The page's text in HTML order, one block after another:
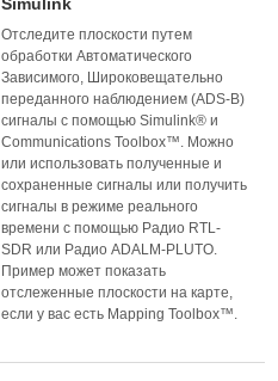
Отследите плоскости путем
обработки Автоматического
Зависимого, Широковещательно
переданного наблюдением (ADS-B)
сигналы с помощью Simulink® и
Communications Toolbox™. Можно
или использовать полученные и
сохраненные сигналы или получить
сигналы в режиме реального
времени с помощью Радио RTL-
SDR или Радио ADALM-PLUTO.
Пример может показать
отслеженные плоскости на карте,
если у вас есть Mapping Toolbox™.